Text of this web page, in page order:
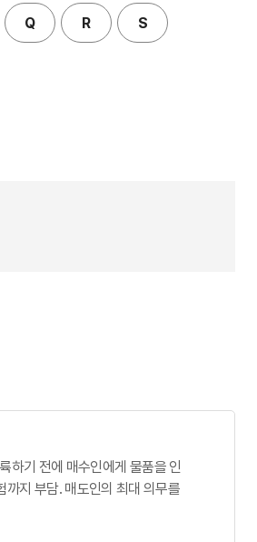
Q R S
하기 전에 매수인에게 물품을 인
지 부담. 매도인의 최대 의무를